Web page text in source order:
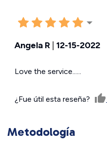
Angela R 12-15-2022
Love the service......
¿Fue útil esta reseña?
Metodología